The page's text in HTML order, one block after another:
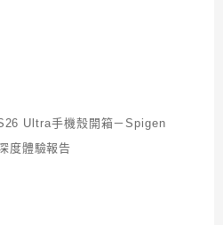
Ultra手機殼開箱－Spigen
度體驗報告